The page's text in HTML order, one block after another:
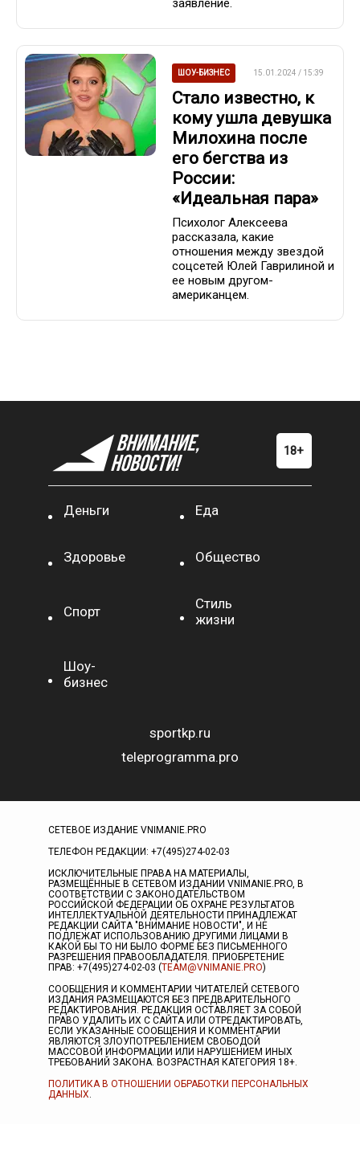
заявление.
ШОУ-БИЗНЕС 15.01.2024 / 15:39
Стало известно, к
кому ушла девушка
Милохина после
его бегства из
России:
«Идеальная пара»
Психолог Алексеева
рассказала, какие
отношения между звездой
соцсетей Юлей Гаврилиной и
ее новым другом-
американцем.
Деньги Еда
Здоровье Общество
Спорт
Стиль
жизни
Шоу-
бизнес
sportkp.ru
teleprogramma.pro
СЕТЕВОЕ ИЗДАНИЕ VNIMANIE.PRO
ТЕЛЕФОН РЕДАКЦИИ: +7(495)274-02-03
ИСКЛЮЧИТЕЛЬНЫЕ ПРАВА НА МАТЕРИАЛЫ,
РАЗМЕЩЁННЫЕ В СЕТЕВОМ ИЗДАНИИ VNIMANIE.PRO, В
СООТВЕТСТВИИ С ЗАКОНОДАТЕЛЬСТВОМ
РОССИЙСКОЙ ФЕДЕРАЦИИ ОБ ОХРАНЕ РЕЗУЛЬТАТОВ
ИНТЕЛЛЕКТУАЛЬНОЙ ДЕЯТЕЛЬНОСТИ ПРИНАДЛЕЖАТ
РЕДАКЦИИ САЙТА "ВНИМАНИЕ НОВОСТИ", И НЕ
ПОДЛЕЖАТ ИСПОЛЬЗОВАНИЮ ДРУГИМИ ЛИЦАМИ В
КАКОЙ БЫ ТО НИ БЫЛО ФОРМЕ БЕЗ ПИСЬМЕННОГО
РАЗРЕШЕНИЯ ПРАВООБЛАДАТЕЛЯ. ПРИОБРЕТЕНИЕ
ПРАВ: +7(495)274-02-03 (TEAM@VNIMANIE.PRO)
СООБЩЕНИЯ И КОММЕНТАРИИ ЧИТАТЕЛЕЙ СЕТЕВОГО
ИЗДАНИЯ РАЗМЕЩАЮТСЯ БЕЗ ПРЕДВАРИТЕЛЬНОГО
РЕДАКТИРОВАНИЯ. РЕДАКЦИЯ ОСТАВЛЯЕТ ЗА СОБОЙ
ПРАВО УДАЛИТЬ ИХ С САЙТА ИЛИ ОТРЕДАКТИРОВАТЬ,
ЕСЛИ УКАЗАННЫЕ СООБЩЕНИЯ И КОММЕНТАРИИ
ЯВЛЯЮТСЯ ЗЛОУПОТРЕБЛЕНИЕМ СВОБОДОЙ
МАССОВОЙ ИНФОРМАЦИИ ИЛИ НАРУШЕНИЕМ ИНЫХ
ТРЕБОВАНИЙ ЗАКОНА. ВОЗРАСТНАЯ КАТЕГОРИЯ 18+.
ПОЛИТИКА В ОТНОШЕНИИ ОБРАБОТКИ ПЕРСОНАЛЬНЫХ
ДАННЫХ.